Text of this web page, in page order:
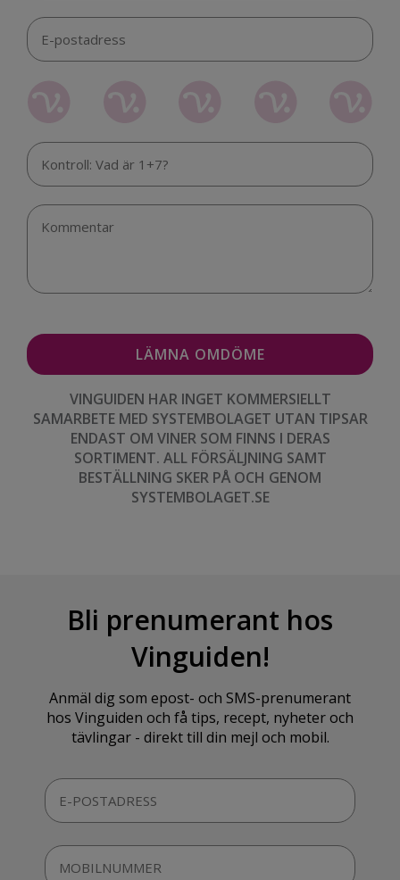
VINGUIDEN HAR INGET KOMMERSIELLT
SAMARBETE MED SYSTEMBOLAGET UTAN TIPSAR
ENDAST OM VINER SOM FINNS I DERAS
SORTIMENT. ALL FÖRSÄLJNING SAMT
BESTÄLLNING SKER PÅ OCH GENOM
SYSTEMBOLAGET.SE
Bli prenumerant hos
Vinguiden!
Anmäl dig som epost- och SMS-prenumerant
hos Vinguiden och få tips, recept, nyheter och
tävlingar - direkt till din mejl och mobil.